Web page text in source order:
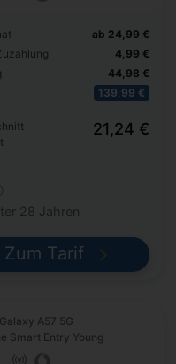
ab 24,99 €
4,99 €
44,98 €
139,99 €
21,24 €
28 Jahren
Zum Tarif
A57 5G
Smart Entry Young